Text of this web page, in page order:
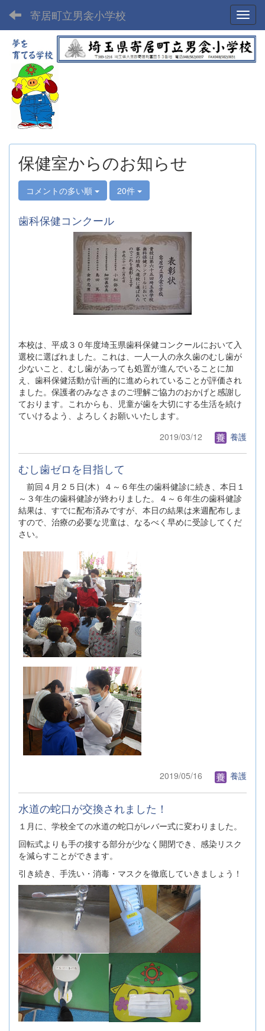
寄居町立男衾小学校
保健室からのお知らせ
コメントの多い順 20件
歯科保健コンクール
本校は、平成３０年度埼玉県歯科保健コンクールにおいて入
選校に選ばれました。これは、一人一人の永久歯のむし歯が
少ないこと、むし歯があっても処置が進んでいることに加
え、歯科保健活動が計画的に進められていることが評価され
ました。保護者のみなさまのご理解ご協力のおかげと感謝し
ております。これからも、児童が歯を大切にする生活を続け
ていけるよう、よろしくお願いいたします。
2019/03/12
養護
むし歯ゼロを目指して
前回４月２５日(木）４～６年生の歯科健診に続き、本日１
～３年生の歯科健診が終わりました。４～６年生の歯科健診
結果は、すでに配布済みですが、本日の結果は来週配布しま
すので、治療の必要な児童は、なるべく早めに受診してくだ
さい。
2019/05/16 養護
水道の蛇口が交換されました！
１月に、学校全ての水道の蛇口がレバー式に変わりました。
回転式よりも手の接する部分が少なく開閉でき、感染リスク
を減らすことができます。
引き続き、手洗い・消毒・マスクを徹底していきましょう！